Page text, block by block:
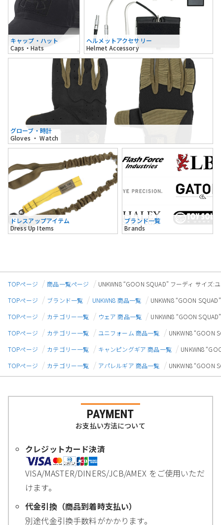
キャップ・ハット
Caps・Hats
ヘルメットアクセサリー
Helmet Accessory
グローブ・時計
Gloves ・ Watch
ドレスアップアイテム
Dress Up Items
ブランド一覧
Brands
TOPページ 商品一覧ページ
UNKWN8 “GOON SQUAD” フーディ サイズ:
TOPページ
ブランド一覧 UNKWN8 商品一覧
UNKWN8 “GOON
TOPページ
カテゴリー一覧 ウェア 商品一覧
UNKWN8 “GOON
TOPページ
カテゴリー一覧 ユニフォーム 商品一覧
UNKWN8 “GOON
TOPページ
カテゴリー一覧 キャンピングギア 商品一覧
UNKWN8
TOPページ
カテゴリー一覧 アパレルギア 商品一覧 UNKWN8 “GOON
PAYMENT
お支払い方法について
クレジットカード決済
VISA/MASTER/DINERS/JCB/AMEX をご使用いただ
けます。
代金引換（商品到着時支払い）
別途代金引換手数料がかかります。